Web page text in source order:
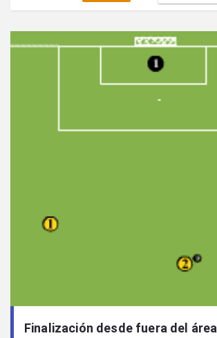
Finalización desde fuera del área